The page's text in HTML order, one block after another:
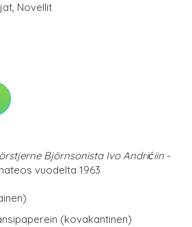
, Novellit
Björnsonista Ivo Andrićiin -
vuodelta 1963
(kovakantinen)